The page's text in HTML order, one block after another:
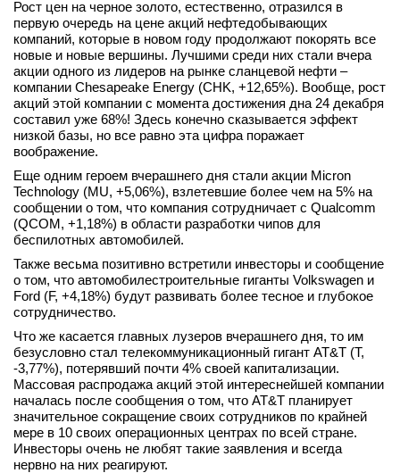
Рост цен на черное золото, естественно, отразился в
первую очередь на цене акций нефтедобывающих
компаний, которые в новом году продолжают покорять все
новые и новые вершины. Лучшими среди них стали вчера
акции одного из лидеров на рынке сланцевой нефти –
компании Chesapeake Energy (CHK, +12,65%). Вообще, рост
акций этой компании с момента достижения дна 24 декабря
составил уже 68%! Здесь конечно сказывается эффект
низкой базы, но все равно эта цифра поражает
воображение.
Еще одним героем вчерашнего дня стали акции Micron
Technology (MU, +5,06%), взлетевшие более чем на 5% на
сообщении о том, что компания сотрудничает с Qualcomm
(QCOM, +1,18%) в области разработки чипов для
беспилотных автомобилей.
Также весьма позитивно встретили инвесторы и сообщение
о том, что автомобилестроительные гиганты Volkswagen и
Ford (F, +4,18%) будут развивать более тесное и глубокое
сотрудничество.
Что же касается главных лузеров вчерашнего дня, то им
безусловно стал телекоммуникационный гигант AT&T (T,
-3,77%), потерявший почти 4% своей капитализации.
Массовая распродажа акций этой интереснейшей компании
началась после сообщения о том, что AT&T планирует
значительное сокращение своих сотрудников по крайней
мере в 10 своих операционных центрах по всей стране.
Инвесторы очень не любят такие заявления и всегда
нервно на них реагируют.